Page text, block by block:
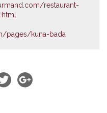
restaurant-
pages/kuna-bada